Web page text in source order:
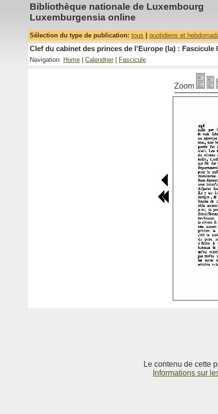
Bibliothèque nationale de Luxembourg
Luxemburgensia online
Sélection du type de publication: tous quotidiens et
Clef du cabinet des princes de l'Europe (la) : Fascicule
Navigation: Home Calendrier Fascicule
Zoom
Le contenu de cette
Informations sur